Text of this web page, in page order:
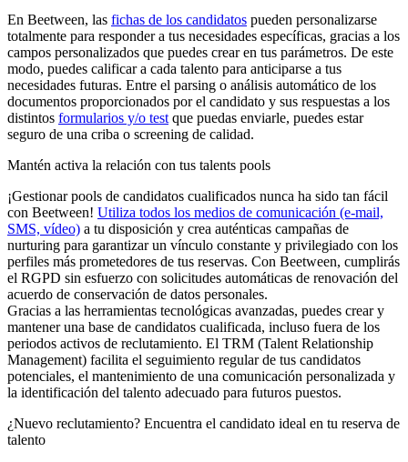
En Beetween, las fichas de los candidatos pueden personalizarse
totalmente para responder a tus necesidades específicas, gracias a los
campos personalizados que puedes crear en tus parámetros. De este
modo, puedes calificar a cada talento para anticiparse a tus
necesidades futuras. Entre el parsing o análisis automático de los
documentos proporcionados por el candidato y sus respuestas a los
distintos formularios y/o testque puedas enviarle, puedes estar
seguro de una criba o screening de calidad.
Mantén activa la relación con tus talents pools
¡Gestionar pools de candidatos cualificados nunca ha sido tan fácil
con Beetween! Utiliza todos los medios de comunicación (e-mail,
SMS, vídeo) a tu disposición y crea auténticas campañas de
nurturing para garantizar un vínculo constante y privilegiado con los
perfiles más prometedores de tus reservas. Con Beetween, cumplirás
el RGPD sin esfuerzo con solicitudes automáticas de renovación del
acuerdo de conservación de datos personales.
Gracias a las herramientas tecnológicas avanzadas, puedes crear y
mantener una base de candidatos cualificada, incluso fuera de los
periodos activos de reclutamiento. El TRM (Talent Relationship
Management) facilita el seguimiento regular de tus candidatos
potenciales, el mantenimiento de una comunicación personalizada y
la identificación del talento adecuado para futuros puestos.
¿Nuevo reclutamiento? Encuentra el candidato ideal en tu reserva de
talento